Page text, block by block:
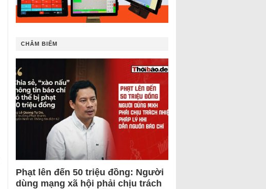
CHÂM BIẾM
Phạt lên đến 50 triệu đồng: Người
dùng mạng xã hội phải chịu trách